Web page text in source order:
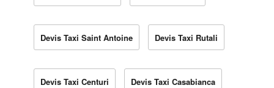
Devis Taxi Saint Antoine Devis Taxi Rutali
Devis Taxi Centuri Devis Taxi Casabianca